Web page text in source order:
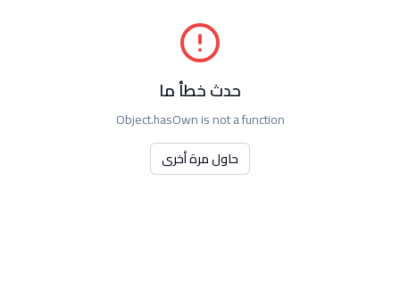
حدث خطأ ما
Object.hasOwn is not a function
حاول مرة أخرى